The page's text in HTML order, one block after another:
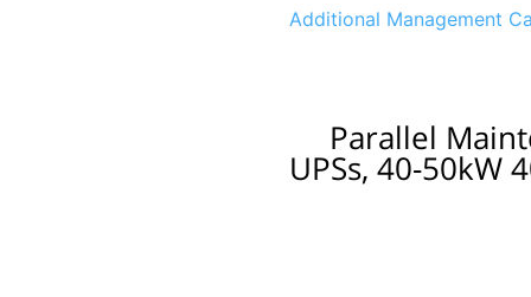
Additional Management
Parallel
UPSs, 40-50kW